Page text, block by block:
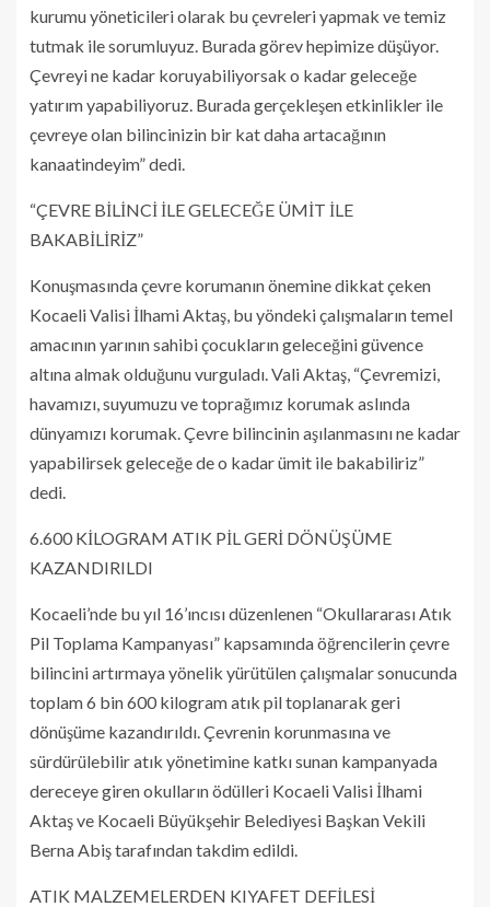
kurumu yöneticileri olarak bu çevreleri yapmak ve temiz
tutmak ile sorumluyuz. Burada görev hepimize düşüyor.
Çevreyi ne kadar koruyabiliyorsak o kadar geleceğe
yatırım yapabiliyoruz. Burada gerçekleşen etkinlikler ile
çevreye olan bilincinizin bir kat daha artacağının
kanaatindeyim” dedi.
“ÇEVRE BİLİNCİ İLE GELECEĞE ÜMİT İLE
BAKABİLİRİZ”
Konuşmasında çevre korumanın önemine dikkat çeken
Kocaeli Valisi İlhami Aktaş, bu yöndeki çalışmaların temel
amacının yarının sahibi çocukların geleceğini güvence
altına almak olduğunu vurguladı. Vali Aktaş, “Çevremizi,
havamızı, suyumuzu ve toprağımız korumak aslında
dünyamızı korumak. Çevre bilincinin aşılanmasını ne kadar
yapabilirsek geleceğe de o kadar ümit ile bakabiliriz”
dedi.
6.600 KİLOGRAM ATIK PİL GERİ DÖNÜŞÜME
KAZANDIRILDI
Kocaeli’nde bu yıl 16’ıncısı düzenlenen “Okullararası Atık
Pil Toplama Kampanyası” kapsamında öğrencilerin çevre
bilincini artırmaya yönelik yürütülen çalışmalar sonucunda
toplam 6 bin 600 kilogram atık pil toplanarak geri
dönüşüme kazandırıldı. Çevrenin korunmasına ve
sürdürülebilir atık yönetimine katkı sunan kampanyada
dereceye giren okulların ödülleri Kocaeli Valisi İlhami
Aktaş ve Kocaeli Büyükşehir Belediyesi Başkan Vekili
Berna Abiş tarafından takdim edildi.
ATIK MALZEMELERDEN KIYAFET DEFİLESİ